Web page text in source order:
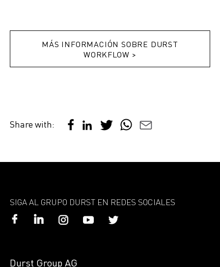
MÁS INFORMACIÓN SOBRE DURST
WORKFLOW >
Share with:
SIGA AL GRUPO DURST EN REDES SOCIALES
Durst Group AG